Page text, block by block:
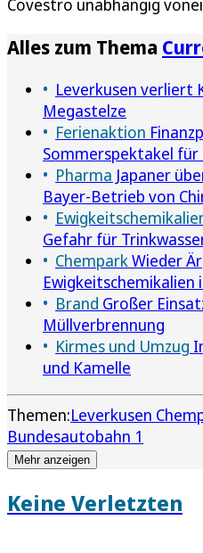
Alles zum Thema
Leverkusen verliert
Megastelze
Ferienaktion
Sommerspektakel für
Pharma Japaner
Bayer-Betrieb von
Gefahr für
ChemparkWieder
Ewigkeitschemikalien
Brand Großer
Müllverbrennung
Kirmes und Umzug
und Kamelle
Themen:Leverkusen
Bundesautobahn 1
Mehr anzeigen
Keine Verletzten